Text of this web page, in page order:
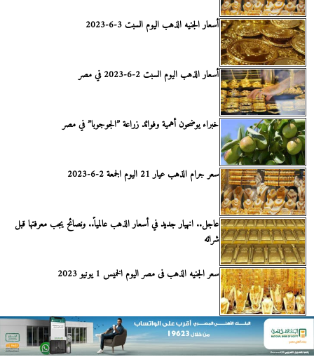
أسعار الجنيه الذهب اليوم السبت 3-6-2023
أسعار الذهب اليوم السبت 2-6-2023 في مصر
خبراء يوضحون أهمية وفوائد زراعة ”الجوجوبا” في مصر
سعر جرام الذهب عيار 21 اليوم الجمعة 2-6-2023
عاجل.. انهيار جديد في أسعار الذهب عالمياً.. ونصائح يجب معرفتها قبل
شرائه
سعر الجنيه الذهب فى مصر اليوم الخميس 1 يونيو 2023